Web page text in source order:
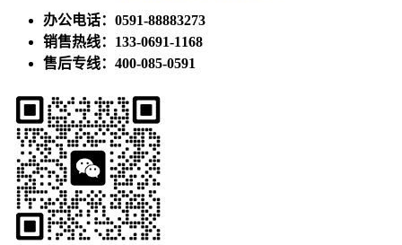
办公电话：0591-88883273
销售热线：133-0691-1168
售后专线：400-085-0591